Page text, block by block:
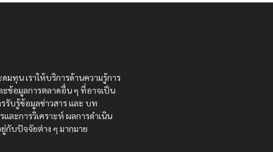
มทุน เราให้บริการด้านความรู้การ
ะข้อมูลการตลาดอื่น ๆ ที่อาจเป็น
รับรู้ข้อมูลข่าวสาร และ บท
และการวิเคราะห์ ผลการดำเนิน
กับปัจจัยต่าง ๆ มากมาย